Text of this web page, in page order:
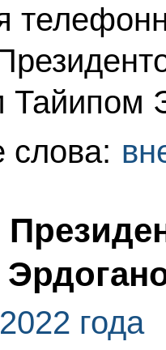
Тайипом
года